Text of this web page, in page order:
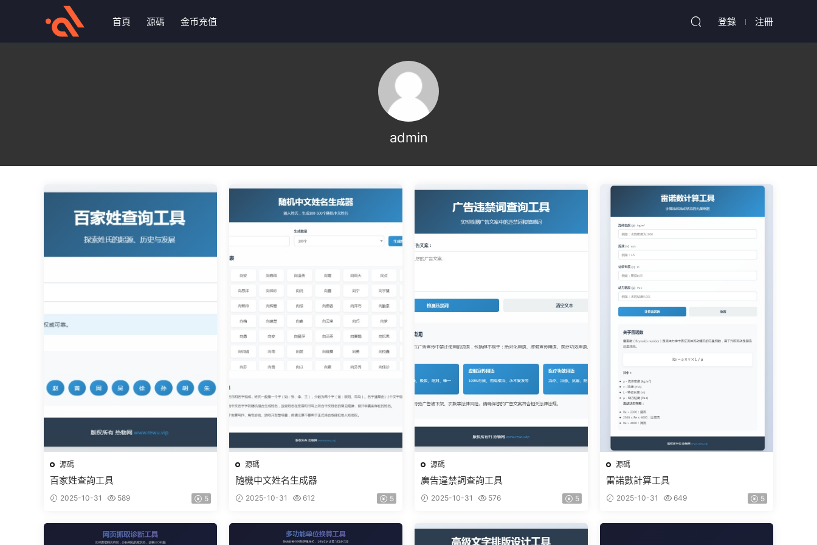
首頁 源碼 金币充值 登錄 注冊
admin
源碼
百家姓查詢工具
2025-10-31 589 5
源碼
随機中文姓名生成器
2025-10-31 612 5
源碼
廣告違禁詞查詢工具
2025-10-31 576 5
源碼
雷諾數計算工具
2025-10-31 649 5